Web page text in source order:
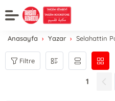
Anasayfa Yazar Selahattin
Filtre
1